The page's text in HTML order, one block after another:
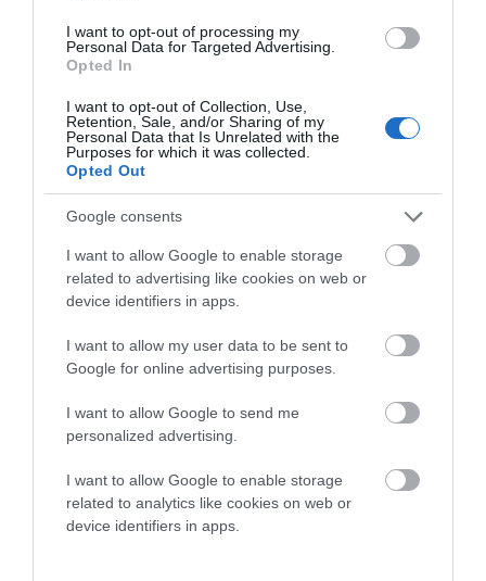
I want to opt-out of processing my
Personal Data for Targeted Advertising.
Opted In
I want to opt-out of Collection, Use,
Retention, Sale, and/or Sharing of my
Personal Data that Is Unrelated with the
Purposes for which it was collected.
Opted Out
Google consents
I want to allow Google to enable storage
related to advertising like cookies on web or
device identifiers in apps.
I want to allow my user data to be sent to
Google for online advertising purposes.
I want to allow Google to send me
personalized advertising.
I want to allow Google to enable storage
related to analytics like cookies on web or
device identifiers in apps.